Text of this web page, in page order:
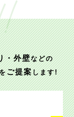
・外壁などの
ご提案します!